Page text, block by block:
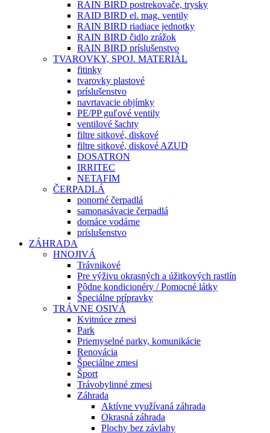
RAIN BIRD postrekovače, trysky
RAID BIRD el. mag. ventily
RAIN BIRD riadiace jednotky
RAIN BIRD čidlo zrážok
RAIN BIRD príslušenstvo
TVAROVKY, SPOJ. MATERIÁL
fitinky
tvarovky plastové
príslušenstvo
navrtavacie objímky
PE/PP guľové ventily
ventilové šachty
filtre sitkové, diskové
filtre sitkové, diskové AZUD
DOSATRON
IRRITEC
NETAFIM
ČERPADLÁ
ponorné čerpadlá
samonasávacie čerpadlá
domáce vodárne
príslušenstvo
ZÁHRADA
HNOJIVÁ
Trávnikové
Pre výživu okrasných a úžitkových rastlín
Pôdne kondicionéry / Pomocné látky
Špeciálne prípravky
TRÁVNE OSIVÁ
Kvitnúce zmesi
Park
Priemyselné parky, komunikácie
Renovácia
Špeciálne zmesi
Šport
Trávobylinné zmesi
Záhrada
Aktívne využívaná záhrada
Okrasná záhrada
Plochy bez závlahy